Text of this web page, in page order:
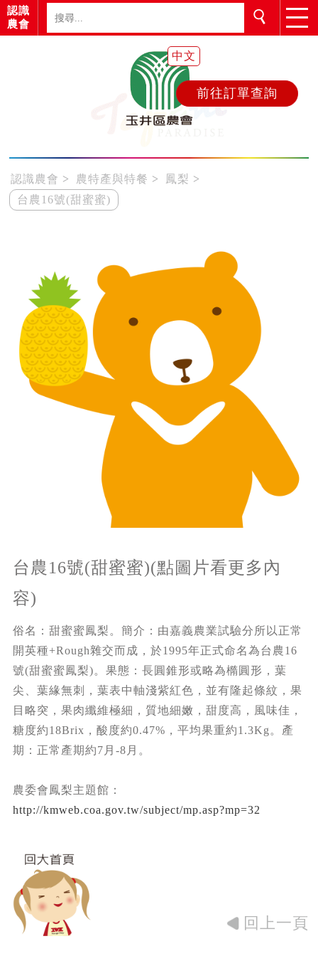
認識
農會
中文
前往訂單查詢
認識農會 農特產與特餐
鳳梨
台農16號(甜蜜蜜)
台農16號(甜蜜蜜)(點圖片看更多內
容)
俗名：甜蜜蜜鳳梨。簡介：由嘉義農業試驗分所以正常
開英種+Rough雜交而成，於1995年正式命名為台農16
號(甜蜜蜜鳳梨)。果態：長圓錐形或略為橢圓形，葉
尖、葉緣無刺，葉表中軸淺紫紅色，並有隆起條紋，果
目略突，果肉纖維極細，質地細嫩，甜度高，風味佳，
糖度約18Brix，酸度約0.47%，平均果重約1.3Kg。產
期：正常產期約7月-8月。
農委會鳳梨主題館：
http://kmweb.coa.gov.tw/subject/mp.asp?mp=32
回上一頁